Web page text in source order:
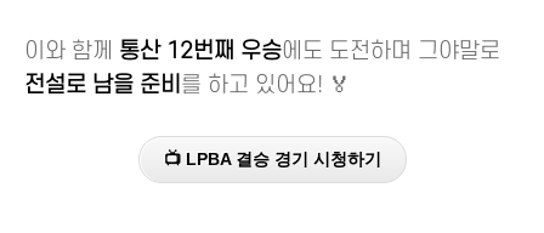
이와 함께 통산 12번째 우승에도 도전하며 그야말로
전설로 남을 준비 를 하고 있어요! 🏅
📺 LPBA 결승 경기 시청하기